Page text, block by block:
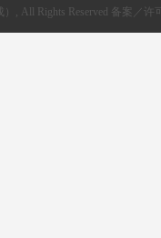
, All Rights Reserved 备案／